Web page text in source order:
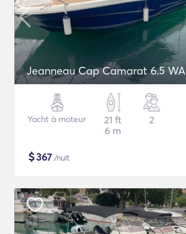
Jeanneau Cap Camarat 6.5 WA
Yacht à moteur
21 ft
6 m
2
$367 /nuit